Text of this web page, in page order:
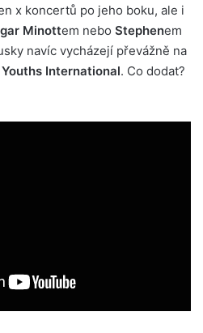
x koncertů po jeho boku, ale i
Minottem nebo Stephenem
navíc vycházejí převážně na
International. Co dodat?